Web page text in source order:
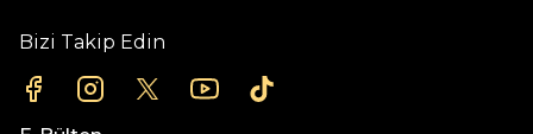
Bizi Takip Edin